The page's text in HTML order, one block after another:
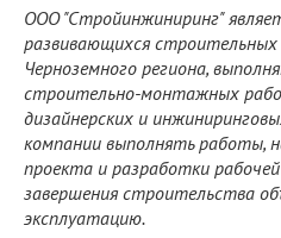
ООО "Стройинжиниринг"
развивающихся
Черноземного региона,
строительно-монтажных
дизайнерских и
компании выполнять работы,
проекта и разработки
завершения строительства
эксплуатацию.